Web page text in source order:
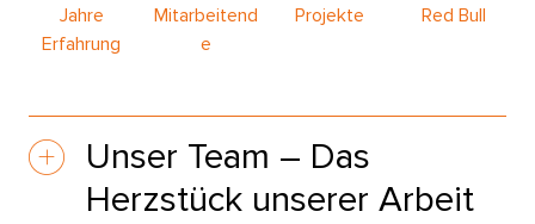
Jahre
Erfahrung
Mitarbeitend
e
Projekte Red Bull
Unser Team – Das
Herzstück unserer Arbeit